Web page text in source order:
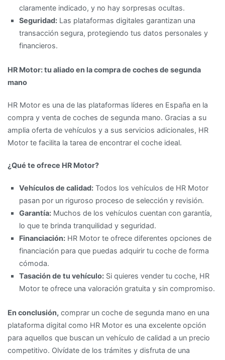
claramente indicado, y no hay sorpresas ocultas.
Seguridad: Las plataformas digitales garantizan una
transacción segura, protegiendo tus datos personales y
financieros.
HR Motor: tu aliado en la compra de coches de segunda
mano
HR Motor es una de las plataformas líderes en España en la
compra y venta de coches de segunda mano. Gracias a su
amplia oferta de vehículos y a sus servicios adicionales, HR
Motor te facilita la tarea de encontrar el coche ideal.
¿Qué te ofrece HR Motor?
Vehículos de calidad: Todos los vehículos de HR Motor
pasan por un riguroso proceso de selección y revisión.
Garantía: Muchos de los vehículos cuentan con garantía,
lo que te brinda tranquilidad y seguridad.
Financiación: HR Motor te ofrece diferentes opciones de
financiación para que puedas adquirir tu coche de forma
cómoda.
Tasación de tu vehículo: Si quieres vender tu coche, HR
Motor te ofrece una valoración gratuita y sin compromiso.
En conclusión, comprar un coche de segunda mano en una
plataforma digital como HR Motor es una excelente opción
para aquellos que buscan un vehículo de calidad a un precio
competitivo. Olvídate de los trámites y disfruta de una